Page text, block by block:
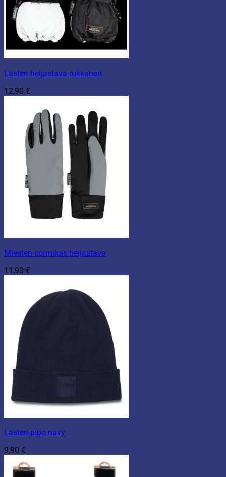
Lasten heijastava rukkanen
12,90 €
Miesten sormikas heijastava
11,90 €
Lasten pipo navy
9,90 €